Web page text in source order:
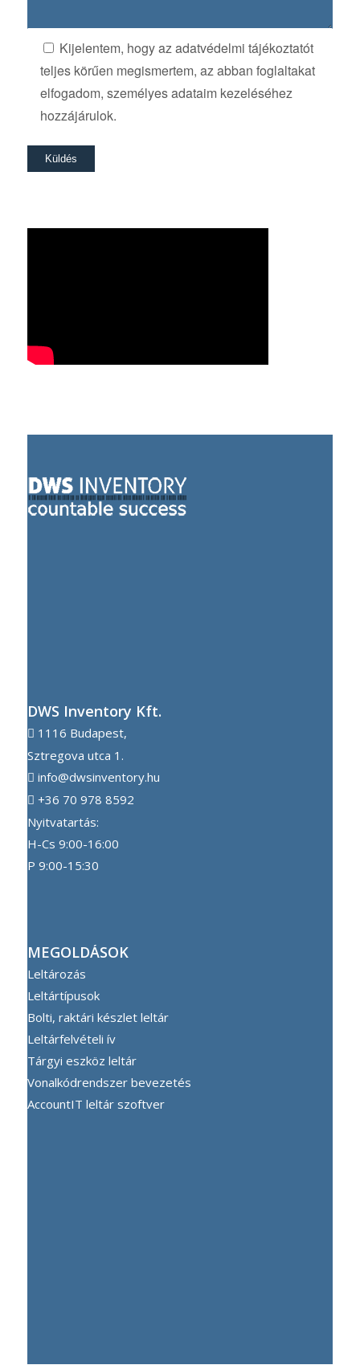
Kijelentem, hogy az adatvédelmi tájékoztatót
teljes körűen megismertem, az abban foglaltakat
elfogadom, személyes adataim kezeléséhez
hozzájárulok.
DWS Inventory Kft.
1116 Budapest,
Sztregova utca 1.
info@dwsinventory.hu
+36 70 978 8592
Nyitvatartás:
H-Cs 9:00-16:00
P 9:00-15:30
MEGOLDÁSOK
Leltározás
Leltártípusok
Bolti, raktári készlet leltár
Leltárfelvételi ív
Tárgyi eszköz leltár
Vonalkódrendszer bevezetés
AccountIT leltár szoftver